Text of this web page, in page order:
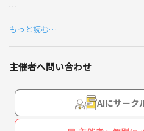
もっと読む…
主催者へ問い合わせ
AIにサーク